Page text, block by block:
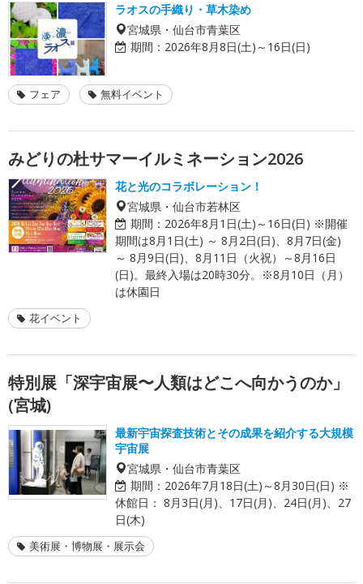
ラオスの手織り・草木染め
宮城県・仙台市青葉区
期間： 2026年8月8日(土)～16日(日)
フェア 無料イベント
みどりの杜サマーイルミネーション2026
花と光のコラボレーション！
宮城県・仙台市若林区
期間： 2026年8月1日(土)～16日(日) ※開催
期間は8月1日(土) ～ 8月2日(日)、8月7日(金)
～ 8月9日(日)、8月11日（火祝）～8月16日
(日)。最終入場は20時30分。※8月10日（月）
は休園日
花イベント
特別展「深宇宙展〜人類はどこへ向かうのか」
(宮城)
最新宇宙探査技術とその成果を紹介する大規模
宇宙展
宮城県・仙台市青葉区
期間： 2026年7月18日(土)～8月30日(日) ※
休館日： 8月3日(月)、17日(月)、24日(月)、27
日(木)
美術展・博物展・展示会